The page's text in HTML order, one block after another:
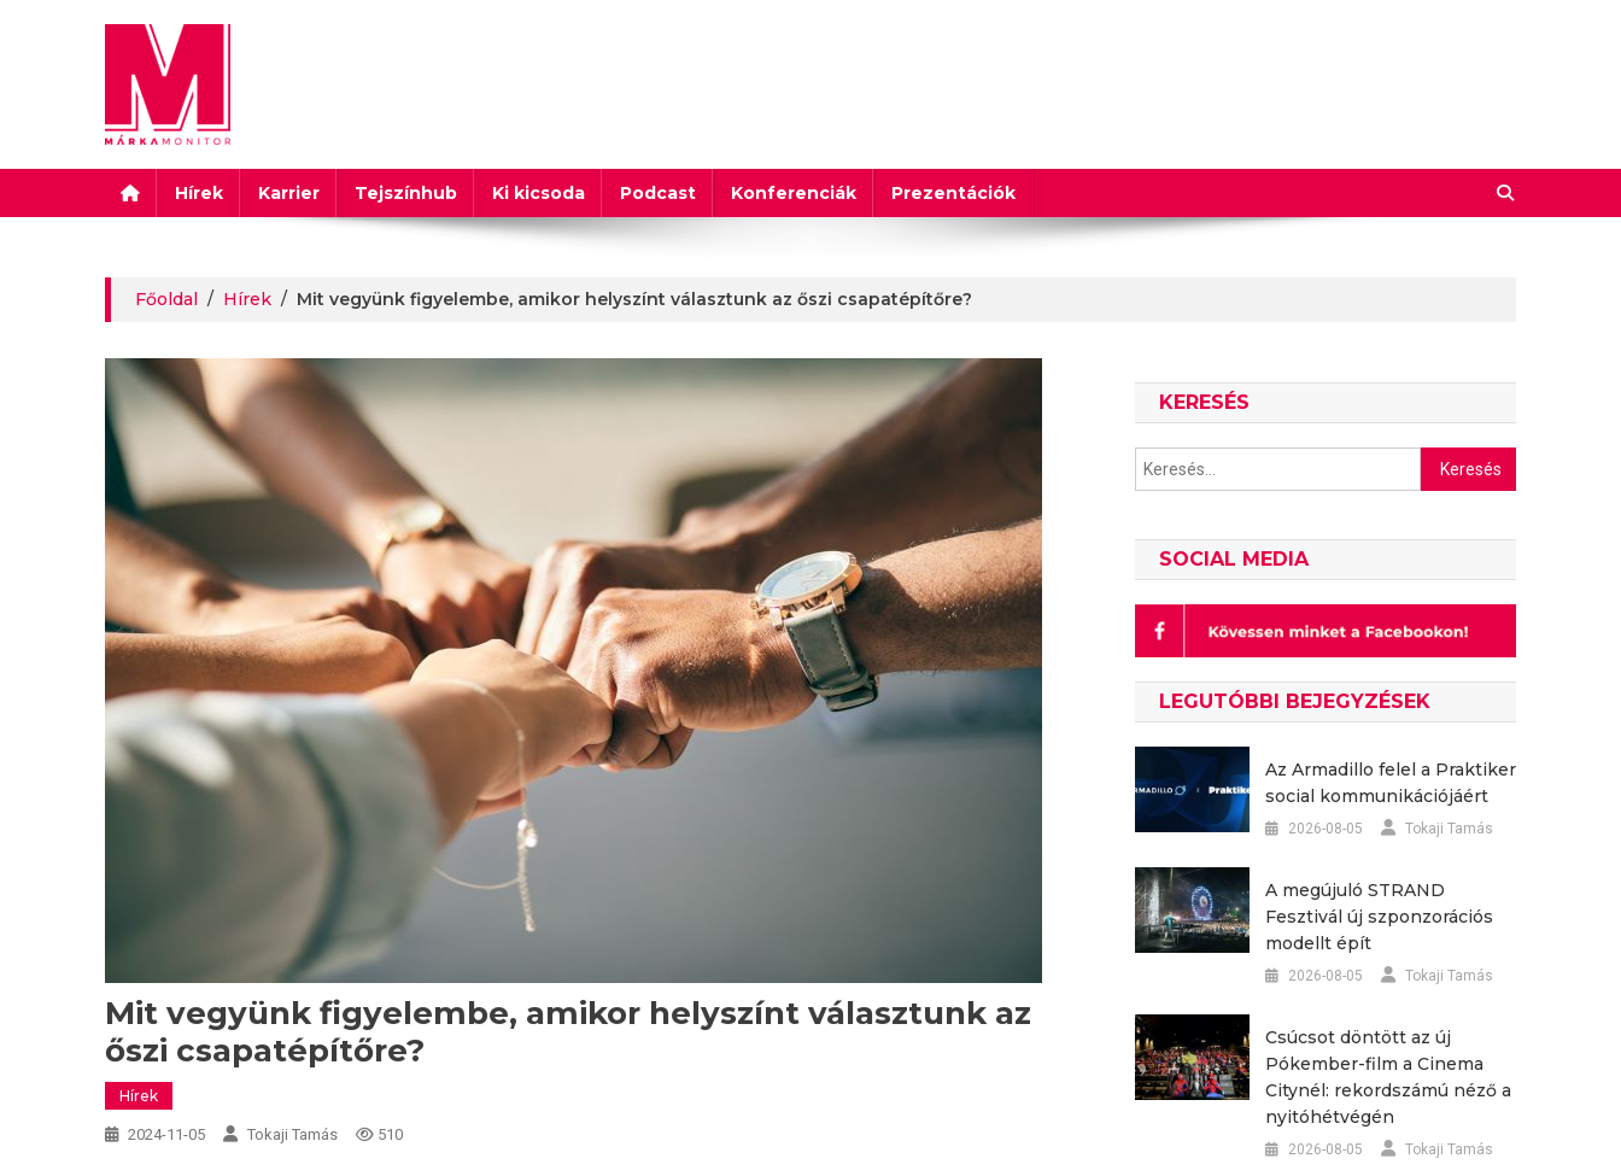
Márkamonitor
Hírek Karrier Tejszínhub Ki kicsoda Podcast Konferenciák Prezentációk
Főoldal / Hírek / Mit vegyünk figyelembe, amikor helyszínt választunk az őszi csapatépítőre?
Mit vegyünk figyelembe, amikor helyszínt választunk az
őszi csapatépítőre?
Hírek
2024-11-05 Tokaji Tamás 510
KERESÉS
Keresés:
SOCIAL MEDIA
LEGUTÓBBI BEJEGYZÉSEK
Az Armadillo felel a Praktiker
social kommunikációjáért
2026-08-05 Tokaji Tamás
A megújuló STRAND
Fesztivál új szponzorációs
modellt épít
2026-08-05 Tokaji Tamás
Csúcsot döntött az új
Pókember-film a Cinema
Citynél: rekordszámú néző a
nyitóhétvégén
2026-08-05 Tokaji Tamás